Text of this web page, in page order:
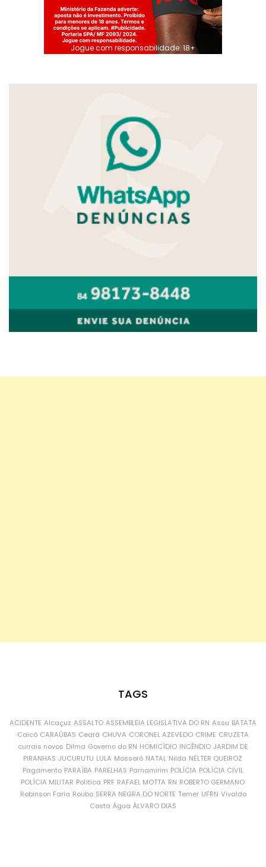
Jogue com responsabilidade. 18+
TAGS
ACIDENTE Alcaçuz ASSALTO ASSEMBLEIA LEGISLATIVA DO RN Assu BATATA
Caicó CARAÚBAS Ceará CHUVA CORONEL AZEVEDO CRIME CRUZETA
currais novos Dilma Governo do RN HOMICÍDIO INCÊNDIO JARDIM DE
PIRANHAS JUCURUTU LULA Mossoró NATAL Nilda NÉLTER QUEIROZ
Pagamento PARAÍBA PARELHAS Parnamirim POLÍCIA POLÍCIA CIVIL
POLÍCIA MILITAR Política PRF RAFAEL MOTTA RN ROBERTO GERMANO
Robinson Faria Roubo SERRA NEGRA DO NORTE Temer UFRN Vivaldo
Costa Água ÁLVARO DIAS